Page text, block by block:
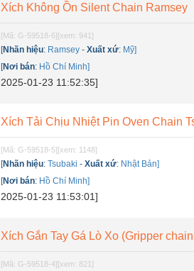
Xích Không Ồn Silent Chain Ramsey
[Mã: G-59518-6][xem: 941]
[Nhãn hiệu: Ramsey -Xuất xứ: Mỹ]
[Nơi bán: Hồ Chí Minh]
2025-01-23 11:52:35]
Xích Tải Chịu Nhiệt Pin Oven Chain
[Mã: G-59518-5][xem: 1148]
[Nhãn hiệu:Tsubaki -Xuất xứ: Nhật Bản]
[Nơi bán: Hồ Chí Minh]
2025-01-23 11:53:01]
Xích Gắn Tay Gá Lò Xo (Gripper
[Mã: G-59518-4][xem: 821]